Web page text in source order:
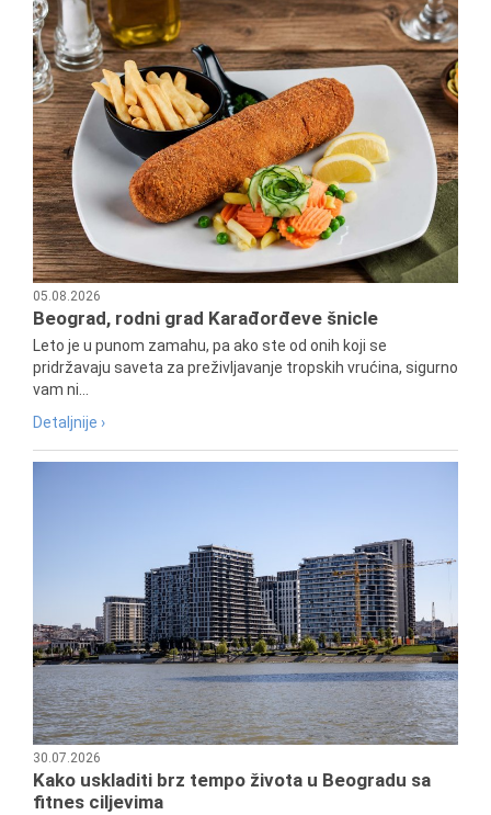
05.08.2026
Beograd, rodni grad Karađorđeve šnicle
Leto je u punom zamahu, pa ako ste od onih koji se
pridržavaju saveta za preživljavanje tropskih vrućina, sigurno
vam ni...
Detaljnije ›
30.07.2026
Kako uskladiti brz tempo života u Beogradu sa
fitnes ciljevima